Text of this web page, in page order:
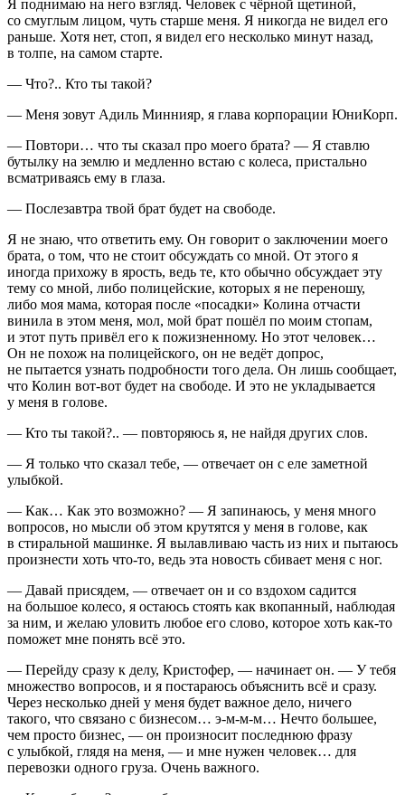
Я поднимаю на него взгляд. Человек с чёрной щетиной,
со смуглым лицом, чуть старше меня. Я никогда не видел его
раньше. Хотя нет, стоп, я видел его несколько минут назад,
в толпе, на самом старте.
— Что?.. Кто ты такой?
— Меня зовут Адиль Миннияр, я глава корпорации ЮниКорп.
— Повтори… что ты сказал про моего брата? — Я ставлю
бутылку на землю и медленно встаю с колеса, пристально
всматриваясь ему в глаза.
— Послезавтра твой брат будет на свободе.
Я не знаю, что ответить ему. Он говорит о заключении моего
брата, о том, что не стоит обсуждать со мной. От этого я
иногда прихожу в ярость, ведь те, кто обычно обсуждает эту
тему со мной, либо полицейские, которых я не переношу,
либо моя мама, которая после «посадки» Колина отчасти
винила в этом меня, мол, мой брат пошёл по моим стопам,
и этот путь привёл его к пожизненному. Но этот человек…
Он не похож на полицейского, он не ведёт допрос,
не пытается узнать подробности того дела. Он лишь сообщает,
что Колин вот-вот будет на свободе. И это не укладывается
у меня в голове.
— Кто ты такой?.. — повторяюсь я, не найдя других слов.
— Я только что сказал тебе, — отвечает он с еле заметной
улыбкой.
— Как… Как это возможно? — Я запинаюсь, у меня много
вопросов, но мысли об этом крутятся у меня в голове, как
в стиральной машинке. Я вылавливаю часть из них и пытаюсь
произнести хоть что-то, ведь эта новость сбивает меня с ног.
— Давай присядем, — отвечает он и со вздохом садится
на большое колесо, я остаюсь стоять как вкопанный, наблюдая
за ним, и желаю уловить любое его слово, которое хоть как-то
поможет мне понять всё это.
— Перейду сразу к делу, Кристофер, — начинает он. — У тебя
множество вопросов, и я постараюсь объяснить всё и сразу.
Через несколько дней у меня будет важное дело, ничего
такого, что связано с бизнесом… э-м-м-м… Нечто большее,
чем просто бизнес, — он произносит последнюю фразу
с улыбкой, глядя на меня, — и мне нужен человек… для
перевозки одного груза. Очень важного.